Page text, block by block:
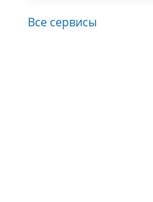
Все сервисы